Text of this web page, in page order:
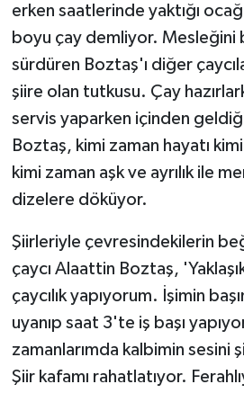
erken saatlerinde yaktığı
boyu çay demliyor. Mesleğini
sürdüren Boztaş'ı diğer
şiire olan tutkusu. Çay
servis yaparken içinden
Boztaş, kimi zaman hayatı
kimi zaman aşk ve ayrılık ile
dizelere döküyor.
Şiirleriyle çevresindekilerin
çaycı Alaattin Boztaş,
çaycılık yapıyorum. İşimin
uyanıp saat 3'te iş başı
zamanlarımda kalbimin sesini
Şiir kafamı rahatlatıyor.